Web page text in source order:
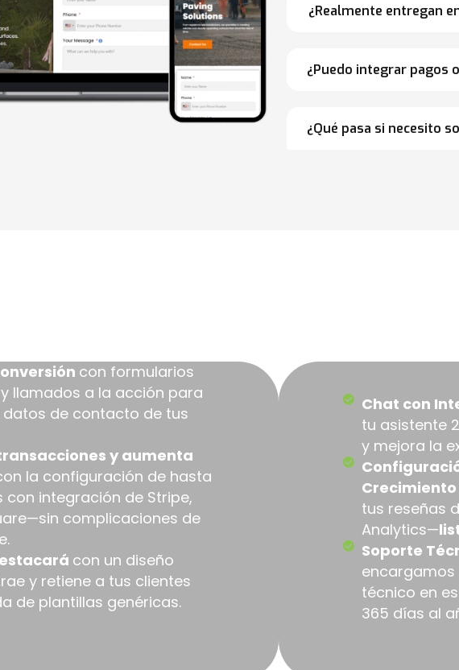
¿Realmente entregan
¿Puedo integrar pagos
¿Qué pasa si necesito
con formularios
llamados a la acción para
de contacto de tus
y aumenta
la configuración de hasta
con integración de Stripe,
complicaciones de
con un diseño
y retiene a tus clientes
de plantillas genéricas.
Chat con
tu asistente
y mejora la
Crecimiento
tus reseñas
Analytics—
Soporte
encargamos
técnico en
365 días al